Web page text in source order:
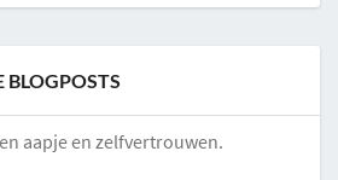
BLOGPOSTS
aapje en zelfvertrouwen.